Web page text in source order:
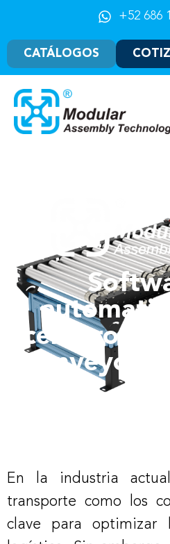
+52 686
CATÁLOGOS
cerebro
conveyors
En la industria
transporte como los
clave para optimizar